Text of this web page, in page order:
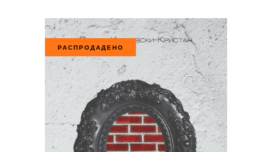
РАСПРОДАДЕНО